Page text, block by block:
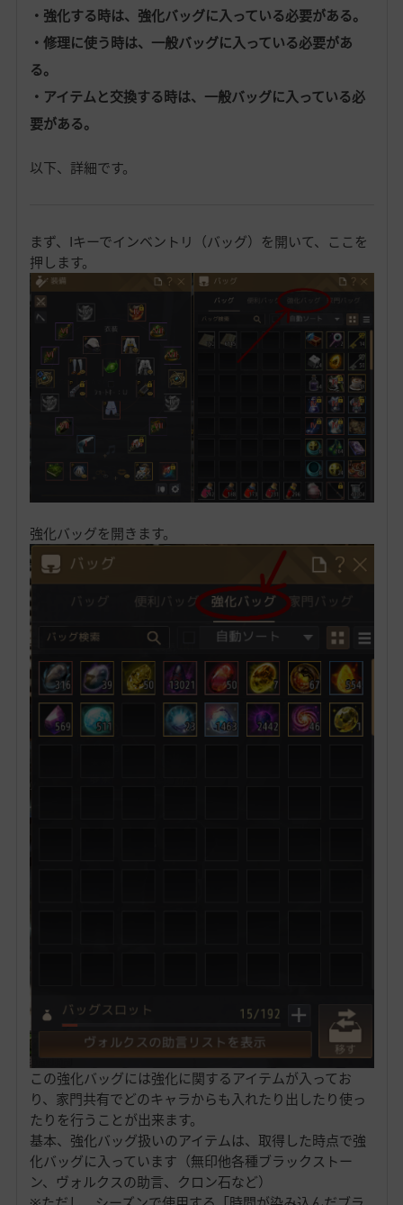
・強化する時は、強化バッグに入っている必要がある。
・修理に使う時は、一般バッグに入っている必要があ
る。
・アイテムと交換する時は、一般バッグに入っている必
要がある。
以下、詳細です。
まず、Iキーでインベントリ（バッグ）を開いて、ここを
押します。
強化バッグを開きます。
この強化バッグには強化に関するアイテムが入ってお
り、家門共有でどのキャラからも入れたり出したり使っ
たりを行うことが出来ます。
基本、強化バッグ扱いのアイテムは、取得した時点で強
化バッグに入っています（無印他各種ブラックストー
ン、ヴォルクスの助言、クロン石など）